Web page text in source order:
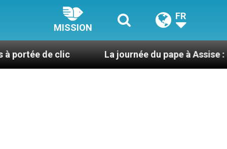
MISSION
FR
de clic La journée du pape à Assise : «